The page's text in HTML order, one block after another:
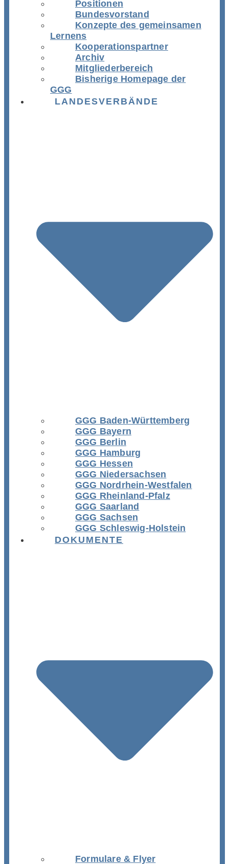
Positionen
Bundesvorstand
Konzepte des gemeinsamen
Lernens
Kooperationspartner
Archiv
Mitgliederbereich
Bisherige Homepage der
GGG
LANDESVERBÄNDE
GGG Baden-Württemberg
GGG Bayern
GGG Berlin
GGG Hamburg
GGG Hessen
GGG Niedersachsen
GGG Nordrhein-Westfalen
GGG Rheinland-Pfalz
GGG Saarland
GGG Sachsen
GGG Schleswig-Holstein
DOKUMENTE
Formulare & Flyer